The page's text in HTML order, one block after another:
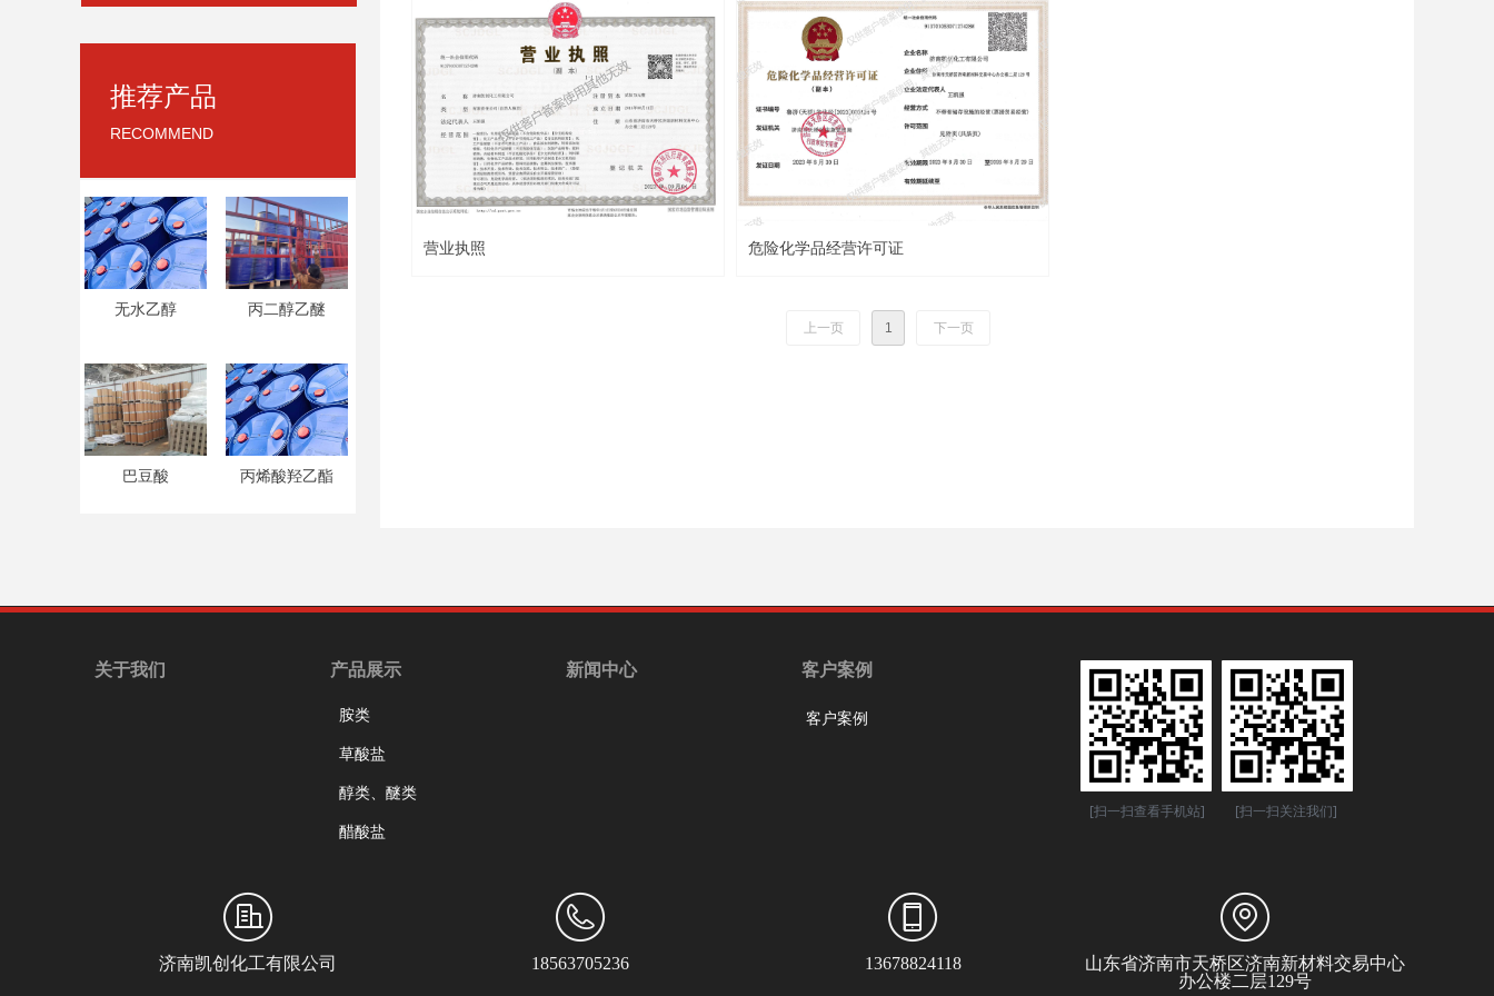
营业执照 危险化学品经营许可证
上一页 1 下一页
推荐产品
RECOMMEND
无水乙醇 丙二醇乙醚
巴豆酸 丙烯酸羟乙酯
关于我们 产品展示 新闻中心 客户案例
[扫一扫查看手机站] [扫一扫关注我们]
客户案例
济南凯创化工有限公司 18563705236 13678824118
山东省济南市天桥区济南新材料交易中心
办公楼二层129号
胺类
草酸盐
醇类、醚类
醋酸盐